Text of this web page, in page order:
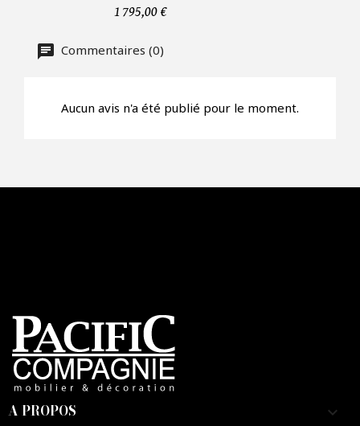
1 795,00 €
Commentaires (0)
Aucun avis n'a été publié pour le moment.
A PROPOS keyboard_arrow_down